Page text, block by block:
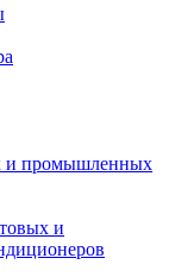
и промышленных
и